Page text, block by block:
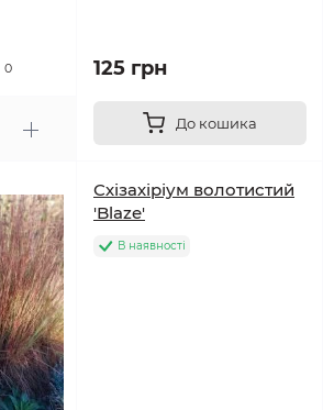
0 125 грн
До кошика
Схізахіріум волотистий
'Blaze'
В наявності